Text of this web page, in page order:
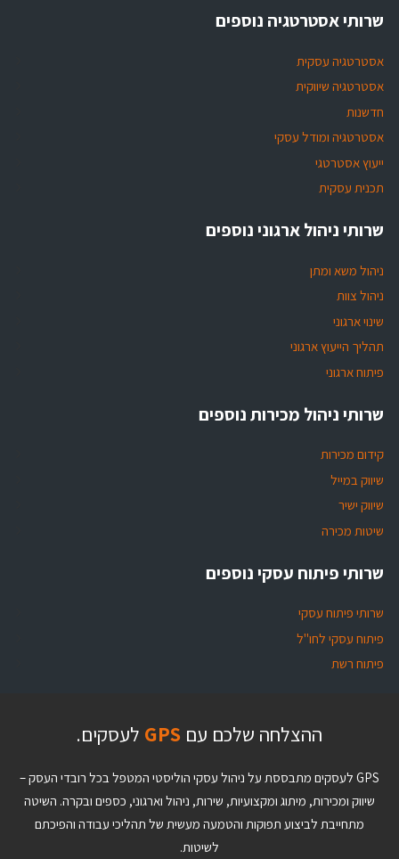
שרותי אסטרטגיה נוספים
אסטרטגיה עסקית
אסטרטגיה שיווקית
חדשנות
אסטרטגיה ומודל עסקי
ייעוץ אסטרטגי
תכנית עסקית
שרותי ניהול ארגוני נוספים
ניהול משא ומתן
ניהול צוות
שינוי ארגוני
תהליך הייעוץ ארגוני
פיתוח ארגוני
שרותי ניהול מכירות נוספים
קידום מכירות
שיווק במייל
שיווק ישיר
שיטות מכירה
שרותי פיתוח עסקי נוספים
שרותי פיתוח עסקי
פיתוח עסקי לחו"ל
פיתוח רשת
ההצלחה שלכם עם GPS לעסקים.
GPS לעסקים מתבססת על ניהול עסקי הוליסטי המטפל בכל רובדי העסק –
שיווק ומכירות, מיתוג ומקצועיות, שירות, ניהול וארגוני, כספים ובקרה. השיטה
מתחייבת לביצוע תפוקות והטמעה מעשית של תהליכי עבודה והפיכתם
לשיטות.